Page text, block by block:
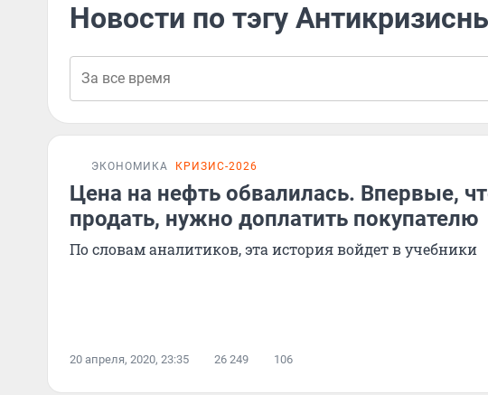
Новости по тэгу
ЭКОНОМИКА КРИЗИС-2026
Цена на нефть обвалилась. Впервые,
продать, нужно доплатить покупателю
По словам аналитиков, эта история войдет в учебники
20 апреля, 2020, 23:35 26 249 106